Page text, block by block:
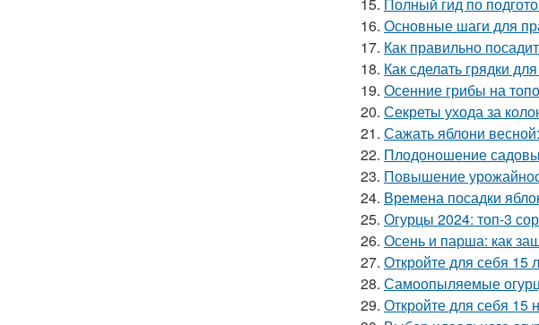
16. Основные шаги для
17. Как правильно
18. Как сделать грядки
19. Осенние грибы на
20. Секреты ухода за
21. Сажать яблони
22. Плодоношение
23. Повышение
24. Времена посадки
25. Огурцы 2024: топ-3
26. Осень и парша: как
27. Откройте для себя 15
28. Самоопыляемые
29. Откройте для себя 15